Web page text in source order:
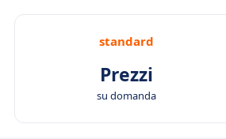
standard
Prezzi
su domanda